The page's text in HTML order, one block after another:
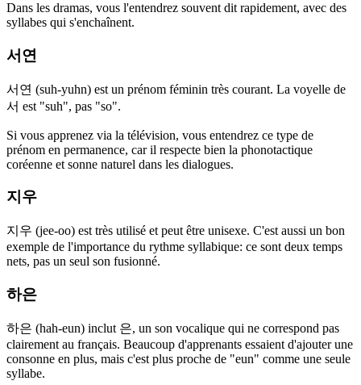
Dans les dramas, vous l'entendrez souvent dit rapidement, avec des
syllabes qui s'enchaînent.
서연
서연 (suh-yuhn) est un prénom féminin très courant. La voyelle de
서 est "suh", pas "so".
Si vous apprenez via la télévision, vous entendrez ce type de
prénom en permanence, car il respecte bien la phonotactique
coréenne et sonne naturel dans les dialogues.
지우
지우 (jee-oo) est très utilisé et peut être unisexe. C'est aussi un bon
exemple de l'importance du rythme syllabique: ce sont deux temps
nets, pas un seul son fusionné.
하은
하은 (hah-eun) inclut 은, un son vocalique qui ne correspond pas
clairement au français. Beaucoup d'apprenants essaient d'ajouter une
consonne en plus, mais c'est plus proche de "eun" comme une seule
syllabe.